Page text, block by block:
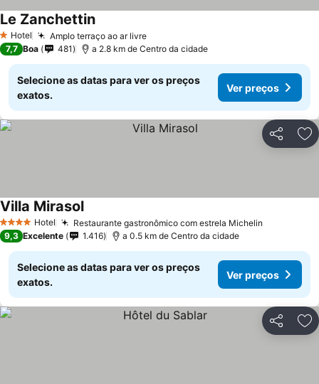
1 Estrelas
Hotel Amplo terraço ao ar livreVer preços
Le ZanchettinVer preços
7,7 Boa 481 a 2.8 km de Centro da cidade
Selecione as datas para ver os preços
exatos.
Ver preços
Partilhar
4 EstrelasHotel Restaurante gastronômico com estrela Michelin
Villa MirasolVer preços
9,3 Excelente 1.416 a 0.5 km de Centro da cidade
Selecione as datas para ver os preços
exatos.
Ver preços
Partilhar